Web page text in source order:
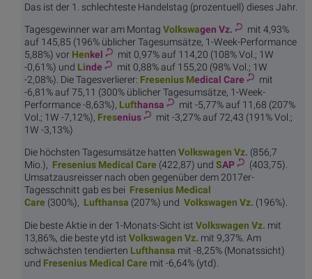
Das ist der 1. schlechteste Handelstag (prozentuell) dieses Jahr.
Tagesgewinner war am Montag Volkswagen Vz.
mit 4,93%
auf 145,85 (196% üblicher Tagesumsätze, 1-Week-Performance
5,88%) vor Henkel
mit 0,97% auf 114,20 (108% Vol.; 1W
-0,61%) und Linde
mit 0,88% auf 155,20 (98% Vol.; 1W
-2,08%). Die Tagesverlierer: Fresenius Medical Care
mit
-6,81% auf 75,11 (300% üblicher Tagesumsätze, 1-Week-
Performance -8,63%), Lufthansa
mit -5,77% auf 11,68 (207%
Vol.; 1W -7,12%), Fresenius
mit -3,27% auf 72,43 (191% Vol.;
1W -3,13%)
Die höchsten Tagesumsätze hatten Volkswagen Vz. (856,7
Mio.), Fresenius Medical Care (422,87) und SAP
(403,75).
Umsatzausreisser nach oben gegenüber dem 2017er-
Tagesschnitt gab es bei Fresenius Medical
Care (300%), Lufthansa (207%) und Volkswagen Vz. (196%).
Die beste Aktie in der 1-Monats-Sicht ist Volkswagen Vz. mit
13,86%, die beste ytd ist Volkswagen Vz. mit 9,37%. Am
schwächsten tendierten Lufthansa mit -8,25% (Monatssicht)
und Fresenius Medical Care mit -6,64% (ytd).